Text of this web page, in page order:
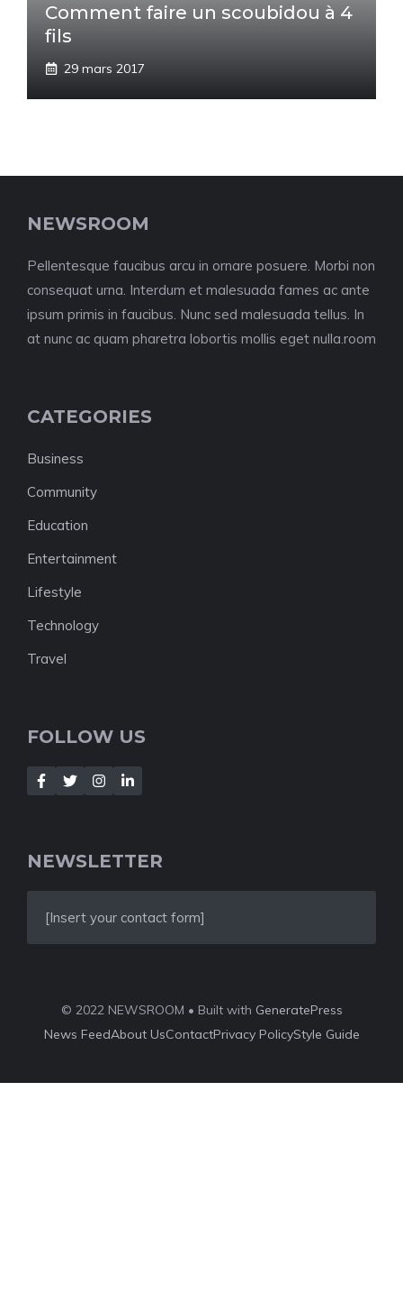
Comment faire un scoubidou à 4
fils
29 mars 2017
NEWSROOM
Pellentesque faucibus arcu in ornare posuere. Morbi non
consequat urna. Interdum et malesuada fames ac ante
ipsum primis in faucibus. Nunc sed malesuada tellus. In
at nunc ac quam pharetra lobortis mollis eget nulla.room
CATEGORIES
Business
Community
Education
Entertainment
Lifestyle
Technology
Travel
FOLLOW US
NEWSLETTER
[Insert your contact form]
© 2022 NEWSROOM • Built with GeneratePress
News FeedAbout UsContactPrivacy PolicyStyle Guide